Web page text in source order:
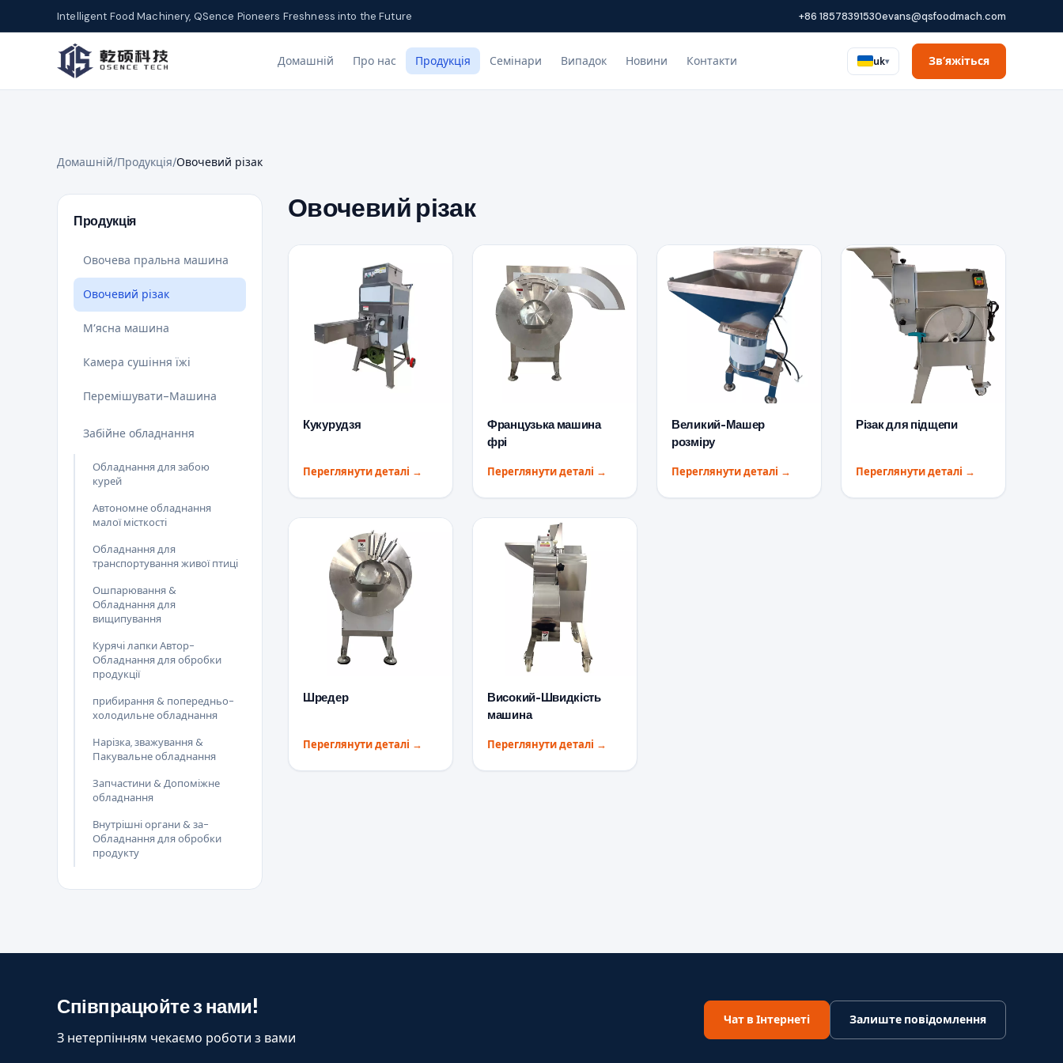
Intelligent Food Machinery, QSence Pioneers Freshness into the Future +86 18578391530evans@qsfoodmach.com
Домашній Про нас Продукція Семінари Випадок Новини Контакти uk▾ Зв’яжіться
Домашній/Продукція/Овочевий різак
Продукція
Овочева пральна машина
Овочевий різак
М’ясна машина
Камера сушіння їжі
Перемішувати-Машина
Забійне обладнання
Обладнання для забою
курей
Автономне обладнання
малої місткості
Обладнання для
транспортування живої птиці
Ошпарювання &
Обладнання для
вищипування
Курячі лапки Автор-
Обладнання для обробки
продукції
прибирання & попередньо-
холодильне обладнання
Нарізка, зважування &
Пакувальне обладнання
Запчастини & Допоміжне
обладнання
Внутрішні органи & за-
Обладнання для обробки
продукту
Овочевий різак
Кукурудзя
Переглянути деталі →
Французька машина
фрі
Переглянути деталі →
Великий-Машер
розміру
Переглянути деталі →
Різак для підщепи
Переглянути деталі →
Шредер
Переглянути деталі →
Високий-Швидкість
машина
Переглянути деталі →
Співпрацюйте з нами!
З нетерпінням чекаємо роботи з вами
Чат в Інтернеті Залиште повідомлення